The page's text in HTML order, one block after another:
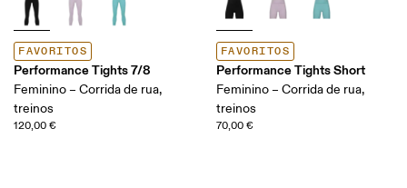
FAVORITOS
Performance Tights 7/8
Feminino – Corrida de rua,
treinos
120,00 €
FAVORITOS
Performance Tights Short
Feminino – Corrida de rua,
treinos
70,00 €